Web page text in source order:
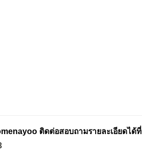
ติดต่อสอบถามรายละเอียดได้ที่